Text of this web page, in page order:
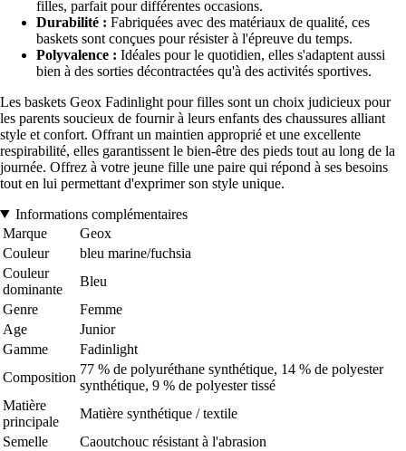
filles, parfait pour différentes occasions.
Durabilité : Fabriquées avec des matériaux de qualité, ces
baskets sont conçues pour résister à l'épreuve du temps.
Polyvalence : Idéales pour le quotidien, elles s'adaptent aussi
bien à des sorties décontractées qu'à des activités sportives.
Les baskets Geox Fadinlight pour filles sont un choix judicieux pour
les parents soucieux de fournir à leurs enfants des chaussures alliant
style et confort. Offrant un maintien approprié et une excellente
respirabilité, elles garantissent le bien-être des pieds tout au long de la
journée. Offrez à votre jeune fille une paire qui répond à ses besoins
tout en lui permettant d'exprimer son style unique.
Informations complémentaires
Marque
Geox
Couleur
bleu marine/fuchsia
Couleur
dominante
Bleu
Genre
Femme
Age
Junior
Gamme
Fadinlight
Composition
77 % de polyuréthane synthétique, 14 % de polyester
synthétique, 9 % de polyester tissé
Matière
principale
Matière synthétique / textile
Semelle
Caoutchouc résistant à l'abrasion